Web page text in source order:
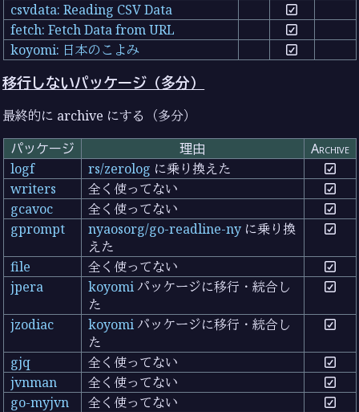
csvdata: Reading CSV Data
fetch: Fetch Data from URL
koyomi: 日本のこよみ
移行しないパッケージ（多分）
最終的に archive にする（多分）
パッケージ
理由
Archive
logf
rs/zerolog に乗り換えた
writers
全く使ってない
gcavoc
全く使ってない
gprompt
nyaosorg/go-readline-nyに乗り換
えた
file
全く使ってない
jpera
koyomiパッケージに移行・統合し
た
jzodiac
koyomiパッケージに移行・統合し
た
gjq
全く使ってない
jvnman
全く使ってない
go-myjvn
全く使ってない